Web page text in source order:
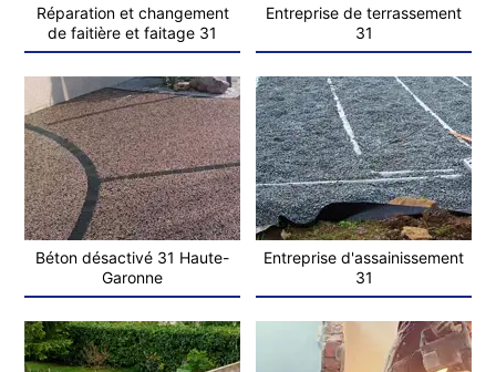
Réparation et changement
de faitière et faitage 31
Entreprise de terrassement
31
Béton désactivé 31 Haute-
Garonne
Entreprise d'assainissement
31